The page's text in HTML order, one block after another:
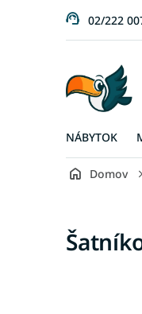
02/222
NÁBYTOK
Domov